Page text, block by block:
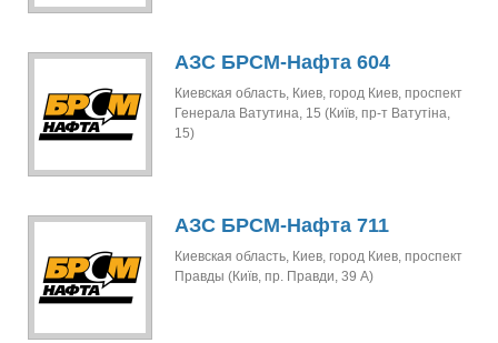
АЗС БРСМ-Нафта 604
Киевская область, Киев, город Киев, проспект
Генерала Ватутина, 15 (Київ, пр-т Ватутіна,
15)
АЗС БРСМ-Нафта 711
Киевская область, Киев, город Киев, проспект
Правды (Київ, пр. Правди, 39 А)